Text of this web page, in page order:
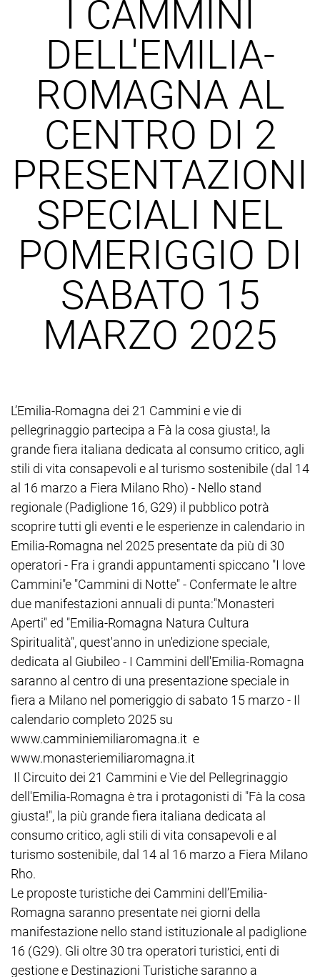
I CAMMINI
DELL'EMILIA-
ROMAGNA AL
CENTRO DI 2
PRESENTAZIONI
SPECIALI NEL
POMERIGGIO DI
SABATO 15
MARZO 2025
L’Emilia-Romagna dei 21 Cammini e vie di
pellegrinaggio partecipa a Fà la cosa giusta!, la
grande fiera italiana dedicata al consumo critico, agli
stili di vita consapevoli e al turismo sostenibile (dal 14
al 16 marzo a Fiera Milano Rho) - Nello stand
regionale (Padiglione 16, G29) il pubblico potrà
scoprire tutti gli eventi e le esperienze in calendario in
Emilia-Romagna nel 2025 presentate da più di 30
operatori - Fra i grandi appuntamenti spiccano "I love
Cammini"e "Cammini di Notte" - Confermate le altre
due manifestazioni annuali di punta:"Monasteri
Aperti" ed "Emilia-Romagna Natura Cultura
Spiritualità", quest'anno in un'edizione speciale,
dedicata al Giubileo - I Cammini dell'Emilia-Romagna
saranno al centro di una presentazione speciale in
fiera a Milano nel pomeriggio di sabato 15 marzo - Il
calendario completo 2025 su
www.camminiemiliaromagna.it e
www.monasteriemiliaromagna.it
Il Circuito dei 21 Cammini e Vie del Pellegrinaggio
dell'Emilia-Romagna è tra i protagonisti di "Fà la cosa
giusta!", la più grande fiera italiana dedicata al
consumo critico, agli stili di vita consapevoli e al
turismo sostenibile, dal 14 al 16 marzo a Fiera Milano
Rho.
Le proposte turistiche dei Cammini dell’Emilia-
Romagna saranno presentate nei giorni della
manifestazione nello stand istituzionale al padiglione
16 (G29). Gli oltre 30 tra operatori turistici, enti di
gestione e Destinazioni Turistiche saranno a